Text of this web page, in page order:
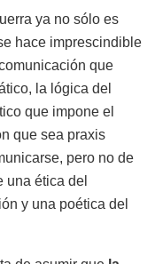
ya no sólo es
hace imprescindible
que
la lógica del
que impone el
que sea praxis
pero no de
una ética del
y una poética del